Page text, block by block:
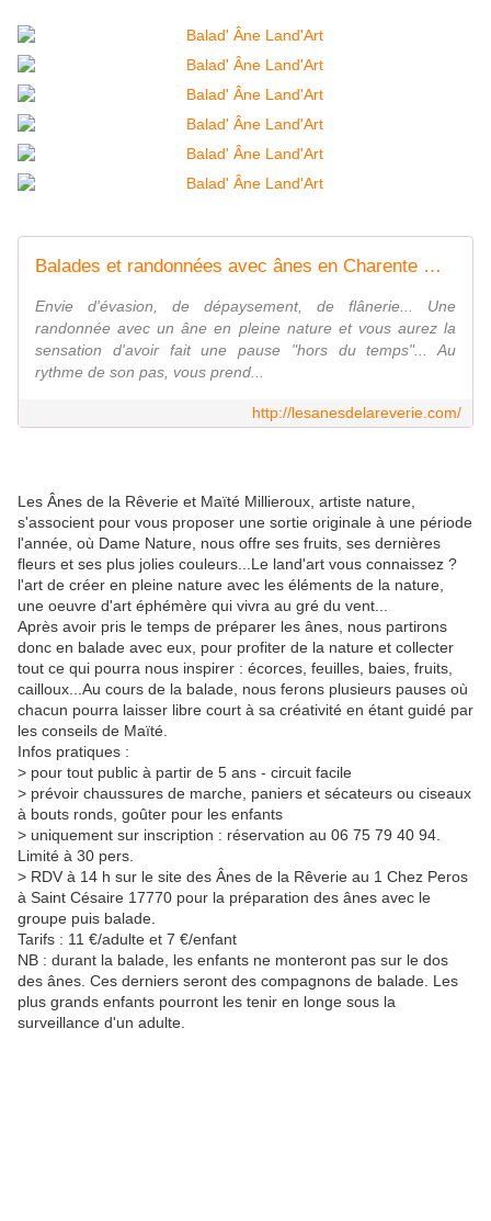
Balades et randonnées avec ânes en Charente Maritime
Envie d'évasion, de dépaysement, de flânerie... Une
randonnée avec un âne en pleine nature et vous aurez la
sensation d'avoir fait une pause "hors du temps"... Au
rythme de son pas, vous prend...
http://lesanesdelareverie.com/
Les Ânes de la Rêverie et Maïté Millieroux, artiste nature,
s'associent pour vous proposer une sortie originale à une période
l'année, où Dame Nature, nous offre ses fruits, ses dernières
fleurs et ses plus jolies couleurs...Le land'art vous connaissez ?
l'art de créer en pleine nature avec les éléments de la nature,
une oeuvre d'art éphémère qui vivra au gré du vent...
Après avoir pris le temps de préparer les ânes, nous partirons
donc en balade avec eux, pour profiter de la nature et collecter
tout ce qui pourra nous inspirer : écorces, feuilles, baies, fruits,
cailloux...Au cours de la balade, nous ferons plusieurs pauses où
chacun pourra laisser libre court à sa créativité en étant guidé par
les conseils de Maïté.
Infos pratiques :
> pour tout public à partir de 5 ans - circuit facile
> prévoir chaussures de marche, paniers et sécateurs ou ciseaux
à bouts ronds, goûter pour les enfants
> uniquement sur inscription : réservation au 06 75 79 40 94.
Limité à 30 pers.
> RDV à 14 h sur le site des Ânes de la Rêverie au 1 Chez Peros
à Saint Césaire 17770 pour la préparation des ânes avec le
groupe puis balade.
Tarifs : 11 €/adulte et 7 €/enfant
NB : durant la balade, les enfants ne monteront pas sur le dos
des ânes. Ces derniers seront des compagnons de balade. Les
plus grands enfants pourront les tenir en longe sous la
surveillance d'un adulte.